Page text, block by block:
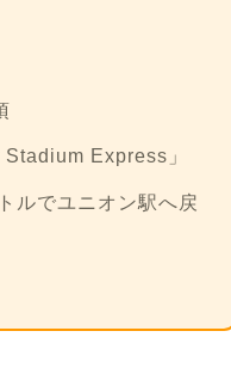
Express」
ルでユニオン駅へ戻